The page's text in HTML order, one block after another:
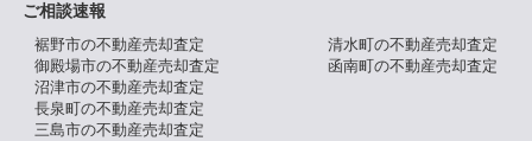
ご相談速報
裾野市の不動産売却査定
御殿場市の不動産売却査定
沼津市の不動産売却査定
長泉町の不動産売却査定
三島市の不動産売却査定
清水町の不動産売却査定
函南町の不動産売却査定